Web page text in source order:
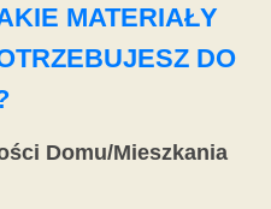
MATERIAŁY
DO
Domu/Mieszkania